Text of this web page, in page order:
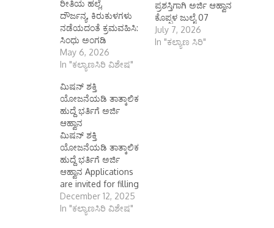
ರೀತಿಯ ಹಲ್ಲೆ,
ದೌರ್ಜನ್ಯ, ಕಿರುಕುಳಗಳು
ನಡೆಯದಂತೆ ಕ್ರಮವಹಿಸಿ:
ಸಿಂಧು ಅಂಗಡಿ
May 6, 2026
In "ಕಲ್ಯಾಣಸಿರಿ ವಿಶೇಷ"
ಪ್ರಶಸ್ತಿಗಾಗಿ ಅರ್ಜಿ ಆಹ್ವಾನ
ಕೊಪ್ಪಳ ಜುಲೈ 07
(ಕರ್ನಾಟಕ ವಾರ್ತೆ): ಯುವ
ಸಬಲೀಕರಣ ಮತ್ತು ಕ್ರೀಡಾ
July 7, 2026
In "ಕಲ್ಯಾಣ ಸಿರಿ"
ಮಿಷನ್ ಶಕ್ತಿ
ಯೋಜನೆಯಡಿ ತಾತ್ಕಾಲಿಕ
ಹುದ್ದೆ ಭರ್ತಿಗೆ ಅರ್ಜಿ
ಆಹ್ವಾನ
ಮಿಷನ್ ಶಕ್ತಿ
ಯೋಜನೆಯಡಿ ತಾತ್ಕಾಲಿಕ
ಹುದ್ದೆ ಭರ್ತಿಗೆ ಅರ್ಜಿ
ಆಹ್ವಾನ Applications
are invited for filling
up temporary posts
under Mission Shakti
December 12, 2025
In "ಕಲ್ಯಾಣಸಿರಿ ವಿಶೇಷ"